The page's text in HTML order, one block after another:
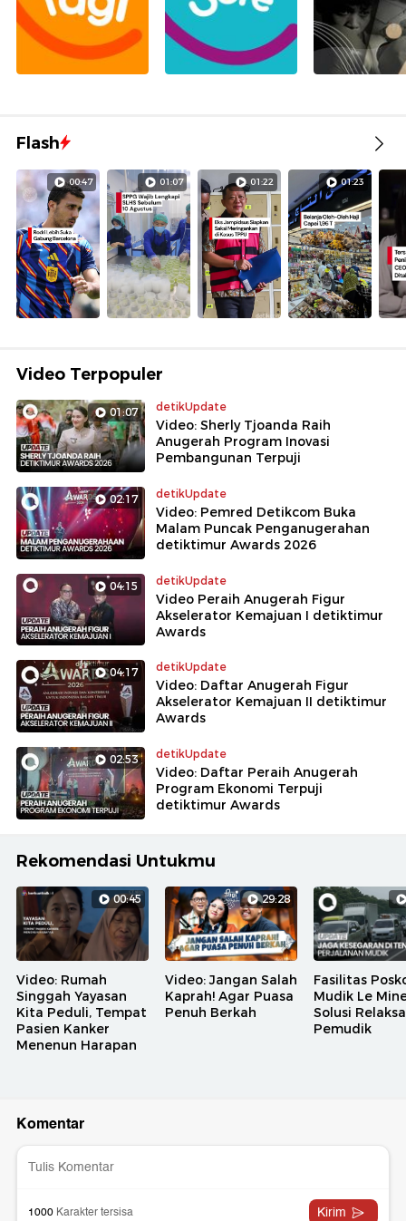
Flash
00:47 01:07 01:22 01:23
Video Terpopuler
01:07 detikUpdate
Video: Sherly Tjoanda Raih
Anugerah Program Inovasi
Pembangunan Terpuji
02:17 detikUpdate
Video: Pemred Detikcom Buka
Malam Puncak Penganugerahan
detiktimur Awards 2026
04:15 detikUpdate
Video Peraih Anugerah Figur
Akselerator Kemajuan I detiktimur
Awards
04:17 detikUpdate
Video: Daftar Anugerah Figur
Akselerator Kemajuan II detiktimur
Awards
02:53 detikUpdate
Video: Daftar Peraih Anugerah
Program Ekonomi Terpuji
detiktimur Awards
Rekomendasi Untukmu
00:45
Video: Rumah
Singgah Yayasan
Kita Peduli, Tempat
Pasien Kanker
Menenun Harapan
29:28
Video: Jangan Salah
Kaprah! Agar Puasa
Penuh Berkah
Fasilitas
Mudik Le
Solusi
Pemudik